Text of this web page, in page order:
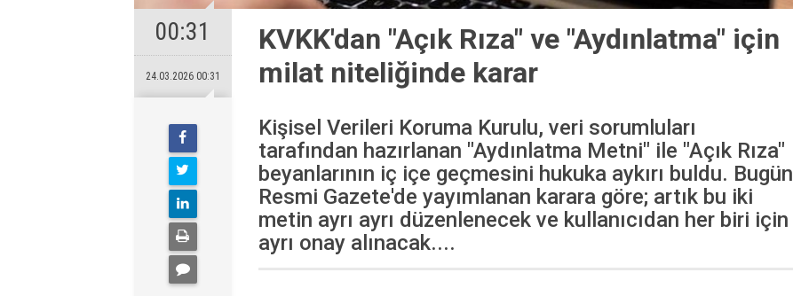
00:31
24.03.2026 00:31
KVKK'dan "Açık Rıza" ve "Aydınlatma" için
milat niteliğinde karar
Kişisel Verileri Koruma Kurulu, veri sorumluları
tarafından hazırlanan "Aydınlatma Metni" ile "Açık Rıza"
beyanlarının iç içe geçmesini hukuka aykırı buldu. Bugün
Resmi Gazete'de yayımlanan karara göre; artık bu iki
metin ayrı ayrı düzenlenecek ve kullanıcıdan her biri için
ayrı onay alınacak....